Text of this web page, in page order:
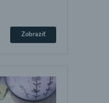
Zobraziť